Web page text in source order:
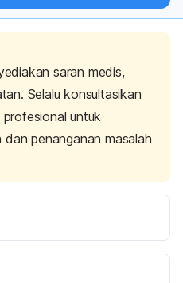
saran medis,
Selalu konsultasikan
untuk
penanganan masalah